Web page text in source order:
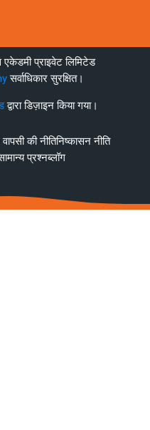
प्राइवेट लिमिटेड
सर्वाधिकार सुरक्षित।
द्वारा डिज़ाइन किया गया।
की नीतिनिष्कासन नीति
प्रश्नब्लॉग